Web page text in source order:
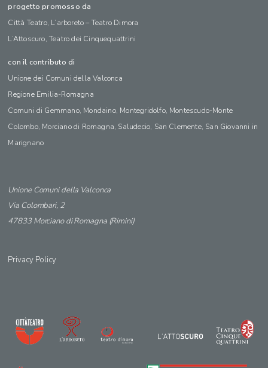
progetto promosso da
Città Teatro, L’arboreto – Teatro Dimora
L’Attoscuro, Teatro dei Cinquequattrini
con il contributo di
Unione dei Comuni della Valconca
Regione Emilia-Romagna
Comuni di Gemmano, Mondaino, Montegridolfo, Montescudo-Monte
Colombo, Morciano di Romagna, Saludecio, San Clemente, San Giovanni in
Marignano
Unione Comuni della Valconca
Via Colombari, 2
47833 Morciano di Romagna (Rimini)
Privacy Policy